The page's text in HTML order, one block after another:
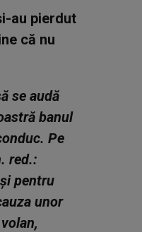
au pierdut
că nu
se audă
banul
Pe
red.:
pentru
unor